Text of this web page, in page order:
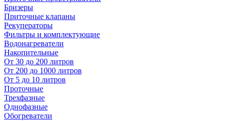
Бризеры
Приточные клапаны
Рекуператоры
Фильтры и комплектующие
Водонагреватели
Накопительные
От 30 до 200 литров
От 200 до 1000 литров
От 5 до 10 литров
Проточные
Трехфазные
Однофазные
Обогреватели